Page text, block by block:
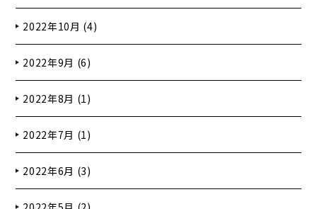
2022年10月 (4)
2022年9月 (6)
2022年8月 (1)
2022年7月 (1)
2022年6月 (3)